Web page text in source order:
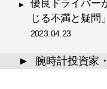
優良ドライバー
じる不満と疑
2023.04.23
▲ 腕時計投資家